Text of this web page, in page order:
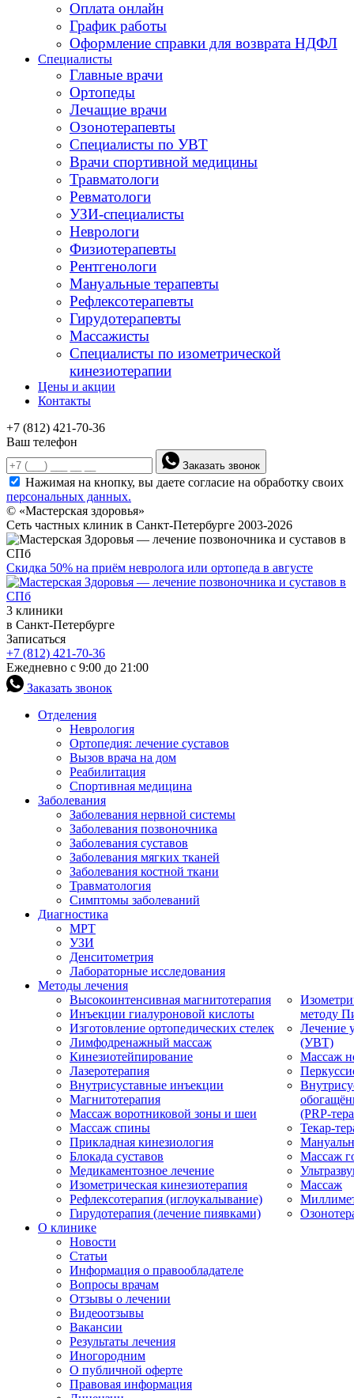
Оплата онлайн
График работы
Оформление справки для возврата НДФЛ
Специалисты
Главные врачи
Ортопеды
Лечащие врачи
Озонотерапевты
Специалисты по УВТ
Врачи спортивной медицины
Травматологи
Ревматологи
УЗИ-специалисты
Неврологи
Физиотерапевты
Рентгенологи
Мануальные терапевты
Рефлексотерапевты
Гирудотерапевты
Массажисты
Специалисты по изометрической
кинезиотерапии
Цены и акции
Контакты
+7 (812) 421-70-36
Ваш телефон
Заказать звонок
Нажимая на кнопку, вы даете согласие на обработку своих
персональных данных.
© «Мастерская здоровья»
Сеть частных клиник в Санкт-Петербурге 2003-2026
Скидка 50% на приём невролога или ортопеда в августе
3 клиники
в Санкт-Петербурге
Записаться
+7 (812) 421-70-36
Ежедневно с 9:00 до 21:00
Заказать звонок
Отделения
Неврология
Ортопедия: лечение суставов
Вызов врача на дом
Реабилитация
Спортивная медицина
Заболевания
Заболевания нервной системы
Заболевания позвоночника
Заболевания суставов
Заболевания мягких тканей
Заболевания костной ткани
Травматология
Симптомы заболеваний
Диагностика
МРТ
УЗИ
Денситометрия
Лабораторные исследования
Методы лечения
Высокоинтенсивная магнитотерапия
Инъекции гиалуроновой кислоты
Изготовление ортопедических стелек
Лимфодренажный массаж
Кинезиотейпирование
Лазеротерапия
Внутрисуставные инъекции
Магнитотерапия
Массаж воротниковой зоны и шеи
Массаж спины
Прикладная кинезиология
Блокада суставов
Медикаментозное лечение
Изометрическая кинезиотерапия
Рефлексотерапия (иглоукалывание)
Гирудотерапия (лечение пиявками)
методу
Лечение
(УВТ)
Массаж
(PRP-
Текар-
Массаж
Массаж
О клинике
Новости
Статьи
Информация о правообладателе
Вопросы врачам
Отзывы о лечении
Видеоотзывы
Вакансии
Результаты лечения
Иногородним
О публичной оферте
Правовая информация